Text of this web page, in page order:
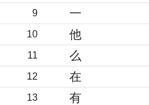
9 一
10 他
11 么
12 在
13 有